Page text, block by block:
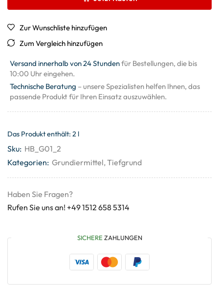
Zur Wunschliste hinzufügen
Zum Vergleich hinzufügen
Versand innerhalb von 24 Stundenfür Bestellungen, die bis
10:00 Uhr eingehen.
Technische Beratung – unsere Spezialisten helfen Ihnen, das
passende Produkt für Ihren Einsatz auszuwählen.
Das Produkt enthält: 2 l
Sku: HB_G01_2
Kategorien: Grundiermittel, Tiefgrund
Haben Sie Fragen?
Rufen Sie uns an! +49 1512 658 5314
SICHERE ZAHLUNGEN